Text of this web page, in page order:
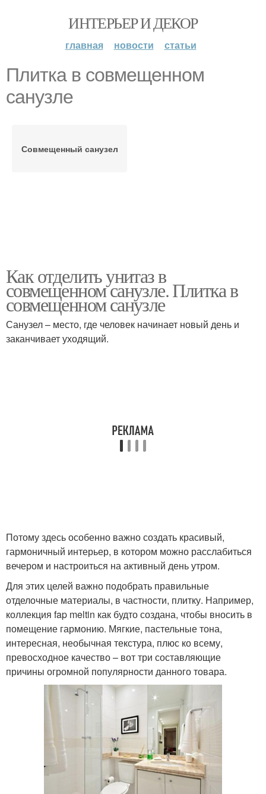
ИНТЕРЬЕР И ДЕКОР
главная новости статьи
Плитка в совмещенном
санузле
Совмещенный санузел
Как отделить унитаз в
совмещенном санузле. Плитка в
совмещенном санузле
Санузел – место, где человек начинает новый день и
заканчивает уходящий.
Потому здесь особенно важно создать красивый,
гармоничный интерьер, в котором можно расслабиться
вечером и настроиться на активный день утром.
Для этих целей важно подобрать правильные
отделочные материалы, в частности, плитку. Например,
коллекция fap meltin как будто создана, чтобы вносить в
помещение гармонию. Мягкие, пастельные тона,
интересная, необычная текстура, плюс ко всему,
превосходное качество – вот три составляющие
причины огромной популярности данного товара.